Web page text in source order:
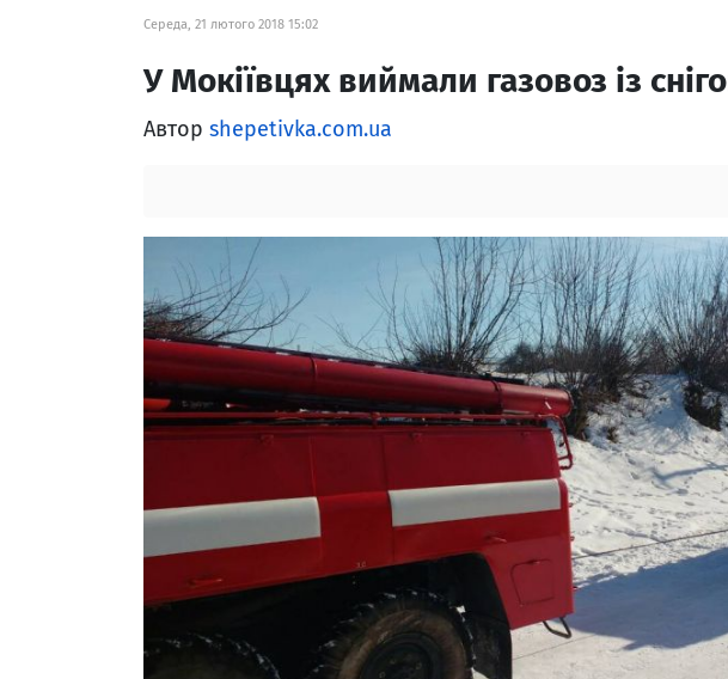
Середа, 21 лютого 2018 15:02
У Мокіївцях виймали газовоз із
Автор shepetivka.com.ua